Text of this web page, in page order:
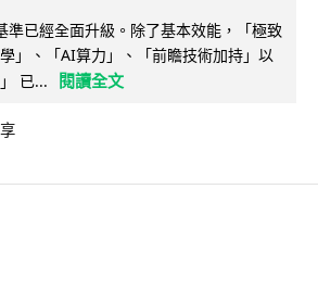
準已經全面升級。除了基本效能，「極致
」、「AI算力」、「前瞻技術加持」以
已...
閱讀全文